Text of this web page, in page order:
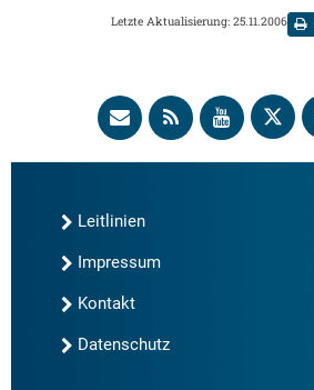
Letzte Aktualisierung: 25.11.2006
Leitlinien
Impressum
Kontakt
Datenschutz